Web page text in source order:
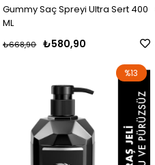
Gummy Saç Spreyi Ultra Sert 400
ML
₺580,90
₺668,90
%13